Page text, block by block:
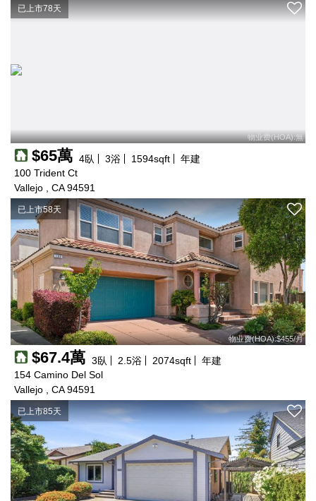
已上市78天
物业费(HOA):無
$65萬 4臥 3浴 1594sqft
年建
100 Trident Ct
Vallejo , CA 94591
已上市58天
物业费(HOA):$455/月
$67.4萬 3臥 2.5浴 2074sqft
年建
154 Camino Del Sol
Vallejo , CA 94591
已上市85天